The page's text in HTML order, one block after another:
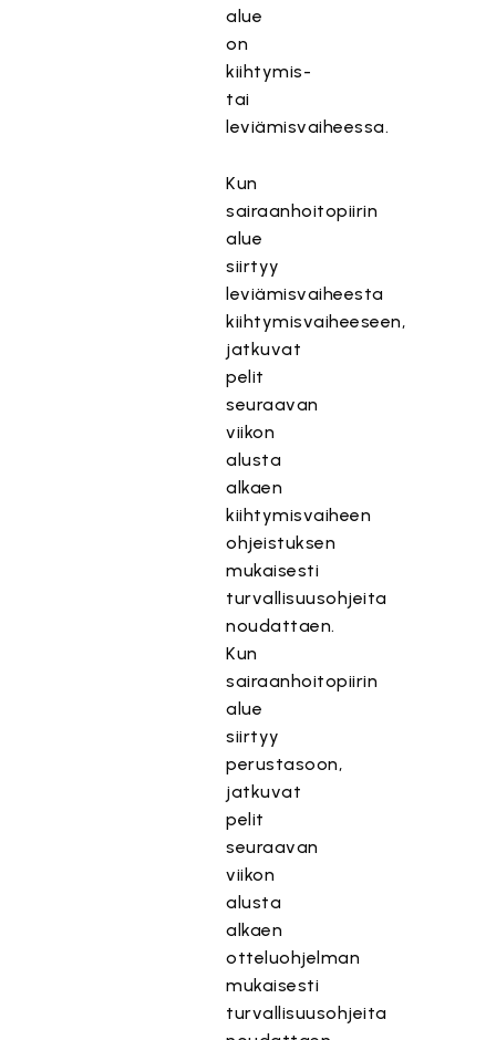
alue
on
kiihtymis-
tai
leviämisvaiheessa.
Kun
sairaanhoitopiirin
alue
siirtyy
leviämisvaiheesta
kiihtymisvaiheeseen,
jatkuvat
pelit
seuraavan
viikon
alusta
alkaen
kiihtymisvaiheen
ohjeistuksen
mukaisesti
turvallisuusohjeita
noudattaen.
Kun
sairaanhoitopiirin
alue
siirtyy
perustasoon,
jatkuvat
pelit
seuraavan
viikon
alusta
alkaen
otteluohjelman
mukaisesti
turvallisuusohjeita